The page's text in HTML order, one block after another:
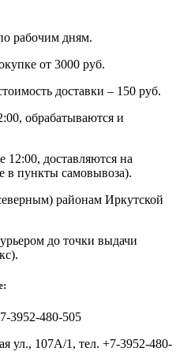
рабочим дням.
от 3000 руб.
доставки – 150 руб.
обрабатываются и
12:00, доставляются на
в пункты самовывоза).
районам Иркутской
до точки выдачи
3952-480-505
ул., 107А/1, тел. +7-3952-480-